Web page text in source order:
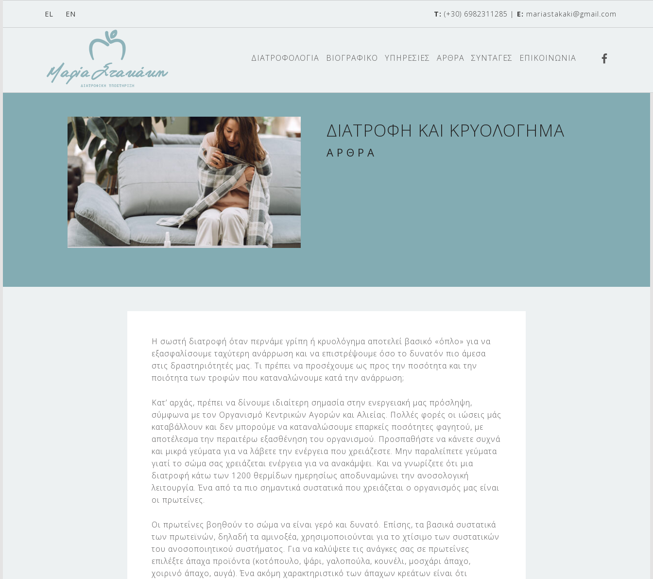
ΔΙΑΤΡΟΦΟΛΟΓΙΑ ΒΙΟΓΡΑΦΙΚΟ ΥΠΗΡΕΣΙΕΣ ΑΡΘΡΑ ΣΥΝΤΑΓΕΣ ΕΠΙΚΟΙΝΩΝΙΑ
EL EN T:(+30) 6982311285 | E: mariastakaki@gmail.com
ΔΙΑΤΡΟΦΗ ΚΑΙ ΚΡΥΟΛΟΓΗΜΑ
ΑΡΘΡΑ
Η σωστή διατροφή όταν περνάμε γρίπη ή κρυολόγημα αποτελεί βασικό «όπλο» για να
εξασφαλίσουμε ταχύτερη ανάρρωση και να επιστρέψουμε όσο το δυνατόν πιο άμεσα
στις δραστηριότητές μας. Τι πρέπει να προσέχουμε ως προς την ποσότητα και την
ποιότητα των τροφών που καταναλώνουμε κατά την ανάρρωση;
Κατ’ αρχάς, πρέπει να δίνουμε ιδιαίτερη σημασία στην ενεργειακή μας πρόσληψη,
σύμφωνα με τον Οργανισμό Κεντρικών Αγορών και Αλιείας. Πολλές φορές οι ιώσεις μάς
καταβάλλουν και δεν μπορούμε να καταναλώσουμε επαρκείς ποσότητες φαγητού, με
αποτέλεσμα την περαιτέρω εξασθένηση του οργανισμού. Προσπαθήστε να κάνετε συχνά
και μικρά γεύματα για να λάβετε την ενέργεια που χρειάζεστε. Μην παραλείπετε γεύματα
γιατί το σώμα σας χρειάζεται ενέργεια για να ανακάμψει. Και να γνωρίζετε ότι μια
διατροφή κάτω των 1200 θερμίδων ημερησίως αποδυναμώνει την ανοσολογική
λειτουργία. Ένα από τα πιο σημαντικά συστατικά που χρειάζεται ο οργανισμός μας είναι
οι πρωτεΐνες.
Οι πρωτεΐνες βοηθούν το σώμα να είναι γερό και δυνατό. Επίσης, τα βασικά συστατικά
των πρωτεϊνών, δηλαδή τα αμινοξέα, χρησιμοποιούνται για το χτίσιμο των συστατικών
του ανοσοποιητικού συστήματος. Για να καλύψετε τις ανάγκες σας σε πρωτεΐνες
επιλέξτε άπαχα προϊόντα (κοτόπουλο, ψάρι, γαλοπούλα, κουνέλι, μοσχάρι άπαχο,
χοιρινό άπαχο, αυγά). Ένα ακόμη χαρακτηριστικό των άπαχων κρεάτων είναι ότι